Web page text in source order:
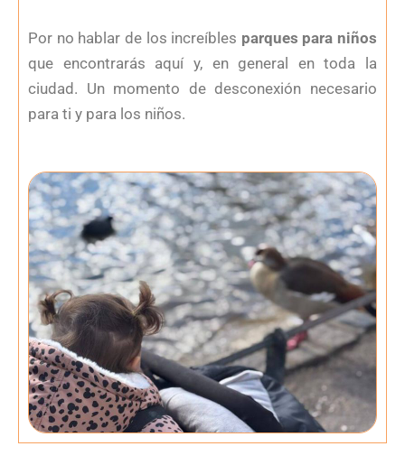
Por no hablar de los increíbles parques para niños
que encontrarás aquí y, en general en toda la
ciudad. Un momento de desconexión necesario
para ti y para los niños.